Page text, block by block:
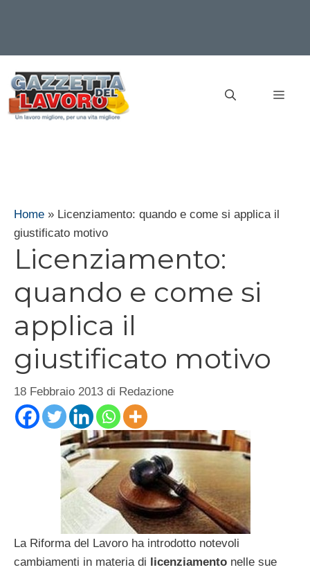
contenuto
Home » Licenziamento: quando e come si applica il
giustificato motivo
Licenziamento:
quando e come si
applica il
giustificato motivo
18 Febbraio 2013 di Redazione
La Riforma del Lavoro ha introdotto notevoli
cambiamenti in materia di licenziamento nelle sue